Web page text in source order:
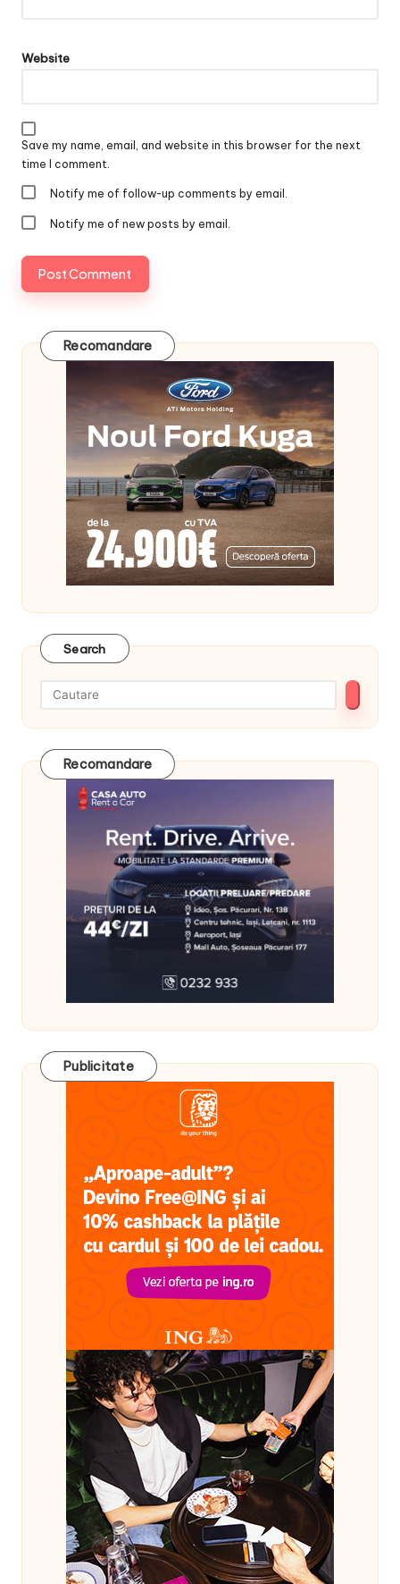
Website
Save my name, email, and website in this browser for the next
time I comment.
Notify me of follow-up comments by email.
Notify me of new posts by email.
Recomandare
Search
Recomandare
Publicitate